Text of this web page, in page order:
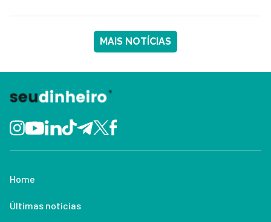
MAIS NOTÍCIAS
Home
Últimas notícias